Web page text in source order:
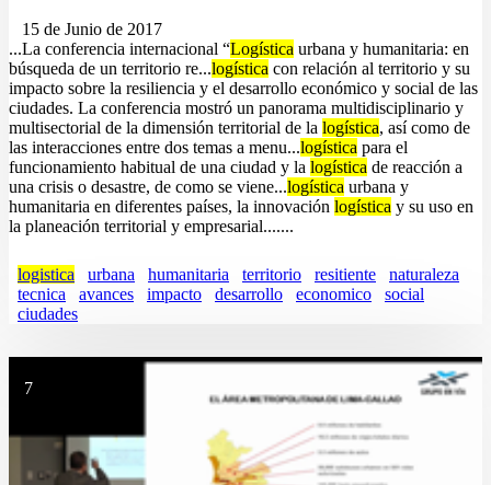
15 de Junio de 2017
...La conferencia internacional “Logística urbana y humanitaria: en
búsqueda de un territorio re...logística con relación al territorio y su
impacto sobre la resiliencia y el desarrollo económico y social de las
ciudades. La conferencia mostró un panorama multidisciplinario y
multisectorial de la dimensión territorial de la logística, así como de
las interacciones entre dos temas a menu...logística para el
funcionamiento habitual de una ciudad y la logística de reacción a
una crisis o desastre, de como se viene...logística urbana y
humanitaria en diferentes países, la innovación logística y su uso en
la planeación territorial y empresarial.......
logistica urbana humanitaria territorio resitiente
naturaleza
tecnica
avances impacto desarrollo economico
social
ciudades
7